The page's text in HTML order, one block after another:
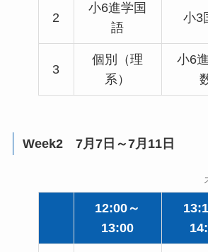
2
小6進学国
語
小3
3
個別（理
系）
小6
Week2 7月7日～7月11日
12:00～
13:00